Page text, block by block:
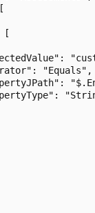
[
"Equals",